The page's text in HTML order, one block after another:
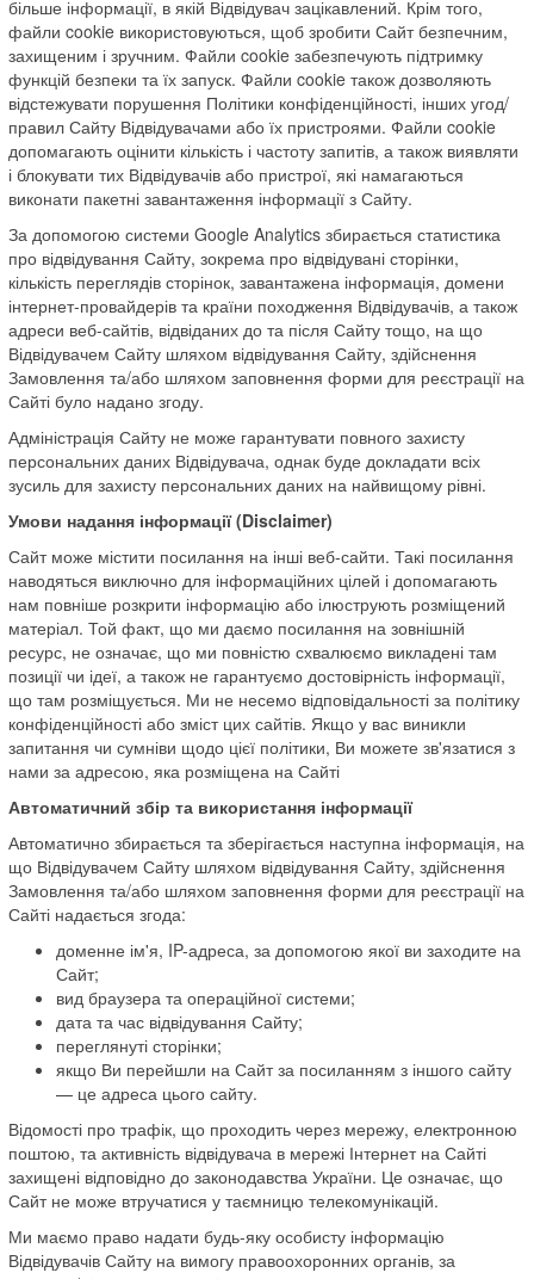
більше інформації, в якій Відвідувач зацікавлений. Крім того,
файли cookie використовуються, щоб зробити Сайт безпечним,
захищеним і зручним. Файли cookie забезпечують підтримку
функцій безпеки та їх запуск. Файли cookie також дозволяють
відстежувати порушення Політики конфіденційності, інших угод/
правил Сайту Відвідувачами або їх пристроями. Файли cookie
допомагають оцінити кількість і частоту запитів, а також виявляти
і блокувати тих Відвідувачів або пристрої, які намагаються
виконати пакетні завантаження інформації з Сайту.
За допомогою системи Google Analytics збирається статистика
про відвідування Сайту, зокрема про відвідувані сторінки,
кількість переглядів сторінок, завантажена інформація, домени
інтернет-провайдерів та країни походження Відвідувачів, а також
адреси веб-сайтів, відвіданих до та після Сайту тощо, на що
Відвідувачем Сайту шляхом відвідування Сайту, здійснення
Замовлення та/або шляхом заповнення форми для реєстрації на
Сайті було надано згоду.
Адміністрація Сайту не може гарантувати повного захисту
персональних даних Відвідувача, однак буде докладати всіх
зусиль для захисту персональних даних на найвищому рівні.
Умови надання інформації (Disclaimer)
Сайт може містити посилання на інші веб-сайти. Такі посилання
наводяться виключно для інформаційних цілей і допомагають
нам повніше розкрити інформацію або ілюструють розміщений
матеріал. Той факт, що ми даємо посилання на зовнішній
ресурс, не означає, що ми повністю схвалюємо викладені там
позиції чи ідеї, а також не гарантуємо достовірність інформації,
що там розміщується. Ми не несемо відповідальності за політику
конфіденційності або зміст цих сайтів. Якщо у вас виникли
запитання чи сумніви щодо цієї політики, Ви можете зв'язатися з
нами за адресою, яка розміщена на Сайті
Автоматичний збір та використання інформації
Автоматично збирається та зберігається наступна інформація, на
що Відвідувачем Сайту шляхом відвідування Сайту, здійснення
Замовлення та/або шляхом заповнення форми для реєстрації на
Сайті надається згода:
доменне ім'я, IP-адреса, за допомогою якої ви заходите на
Сайт;
вид браузера та операційної системи;
дата та час відвідування Сайту;
переглянуті сторінки;
якщо Ви перейшли на Сайт за посиланням з іншого сайту
— це адреса цього сайту.
Відомості про трафік, що проходить через мережу, електронною
поштою, та активність відвідувача в мережі Інтернет на Сайті
захищені відповідно до законодавства України. Це означає, що
Сайт не може втручатися у таємницю телекомунікацій.
Ми маємо право надати будь-яку особисту інформацію
Відвідувачів Сайту на вимогу правоохоронних органів, за